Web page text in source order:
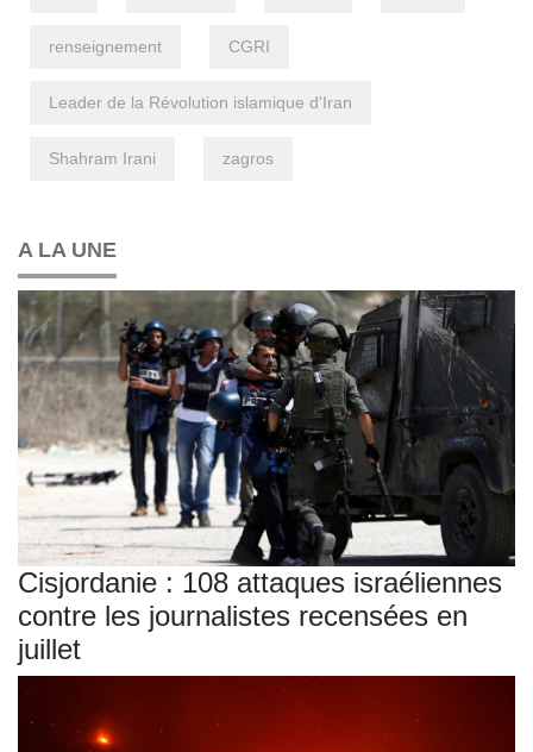
renseignement CGRI
Leader de la Révolution islamique d'Iran
Shahram Irani zagros
A LA UNE
Cisjordanie : 108 attaques israéliennes
contre les journalistes recensées en
juillet